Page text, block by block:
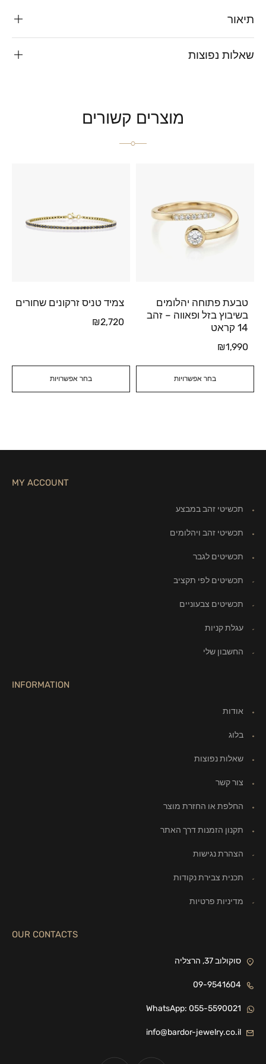
תיאור
שאלות נפוצות
מוצרים קשורים
בחר אפשרויות
טבעת פתוחה יהלומים
בשיבוץ בזל ופאווה – זהב
14 קראט
₪1,990
בחר אפשרויות
צמיד טניס זרקונים שחורים
₪2,720
MY ACCOUNT
תכשיטי זהב במבצע
תכשיטי זהב ויהלומים
תכשיטים לגבר
תכשיטים לפי תקציב
תכשיטים צבעוניים
עגלת קניות
החשבון שלי
INFORMATION
אודות
בלוג
שאלות נפוצות
צור קשר
החלפת או החזרת מוצר
תקנון הזמנות דרך האתר
הצהרת נגישות
תכנית צבירת נקודות
מדיניות פרטיות
OUR CONTACTS
סוקולוב 37, הרצליה
09-9541604
WhatsApp: 055-5590021
info@bardor-jewelry.co.il